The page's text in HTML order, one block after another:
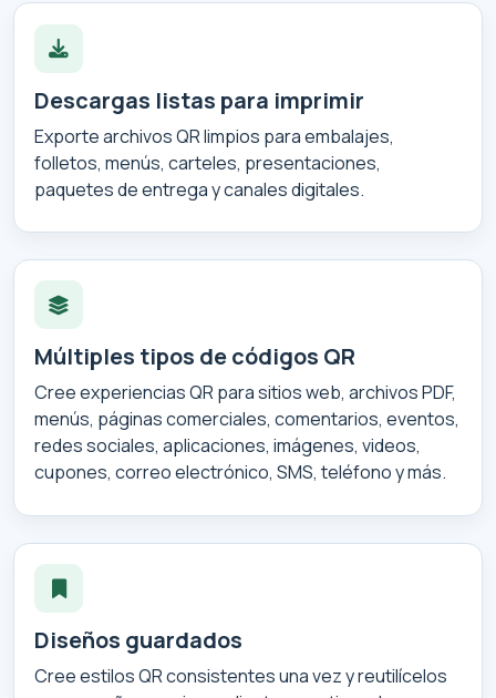
Descargas listas para imprimir
Exporte archivos QR limpios para embalajes,
folletos, menús, carteles, presentaciones,
paquetes de entrega y canales digitales.
Múltiples tipos de códigos QR
Cree experiencias QR para sitios web, archivos PDF,
menús, páginas comerciales, comentarios, eventos,
redes sociales, aplicaciones, imágenes, videos,
cupones, correo electrónico, SMS, teléfono y más.
Diseños guardados
Cree estilos QR consistentes una vez y reutilícelos